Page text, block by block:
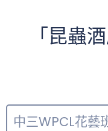
「昆蟲
中三WPCL花藝